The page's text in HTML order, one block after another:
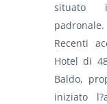
situato
padronale.
Recenti
Hotel di
Baldo,
iniziato